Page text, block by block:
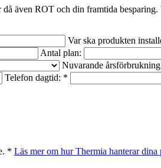
även ROT och din framtida
Var ska produkten
Antal plan:
Nuvarande
Telefon dagtid: *
* Läs mer om hur Thermia hanterar dina